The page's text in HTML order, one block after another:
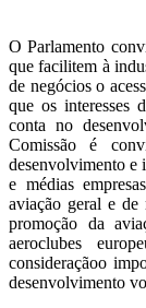
O Parlamento
que facilitem à
de negócios o
que os interesses
conta no
Comissão é
desenvolvimento e
e médias
aviação geral e de
promoção da
aeroclubes
consideraçãoo
desenvolvimento